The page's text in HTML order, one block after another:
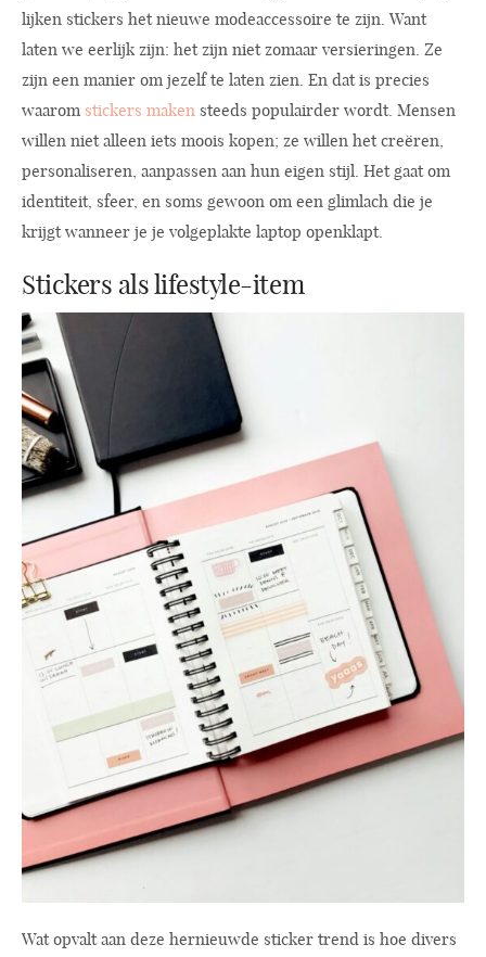
lijken stickers het nieuwe modeaccessoire te zijn. Want
laten we eerlijk zijn: het zijn niet zomaar versieringen. Ze
zijn een manier om jezelf te laten zien. En dat is precies
waarom stickers maken steeds populairder wordt. Mensen
willen niet alleen iets moois kopen; ze willen het creëren,
personaliseren, aanpassen aan hun eigen stijl. Het gaat om
identiteit, sfeer, en soms gewoon om een glimlach die je
krijgt wanneer je je volgeplakte laptop openklapt.
Stickers als lifestyle-item
Wat opvalt aan deze hernieuwde sticker trend is hoe divers